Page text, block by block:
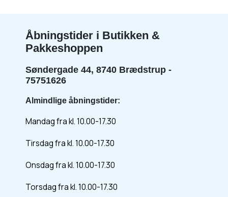
Åbningstider i Butikken &
Pakkeshoppen
Søndergade 44, 8740 Brædstrup -
75751626
Almindlige åbningstider:
Mandag fra kl. 10.00-17.30
Tirsdag fra kl. 10.00-17.30
Onsdag fra kl. 10.00-17.30
Torsdag fra kl. 10.00-17.30